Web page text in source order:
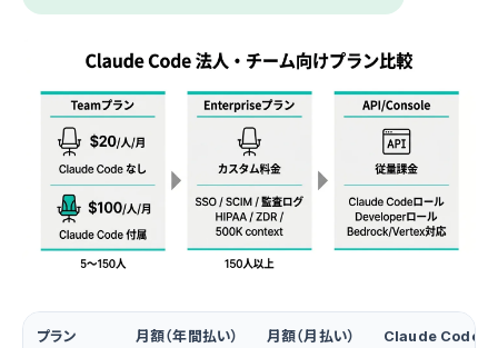
プラン 月額（年間払い） 月額（月払い） Claude Code